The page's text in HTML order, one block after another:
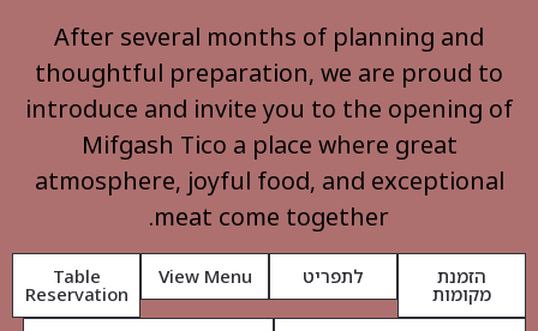
After several months of planning and
thoughtful preparation, we are proud to
introduce and invite you to the opening of
Mifgash Tico a place where great
atmosphere, joyful food, and exceptional
meat come together.
הזמנת
מקומות
לתפריט View Menu
Table
Reservation